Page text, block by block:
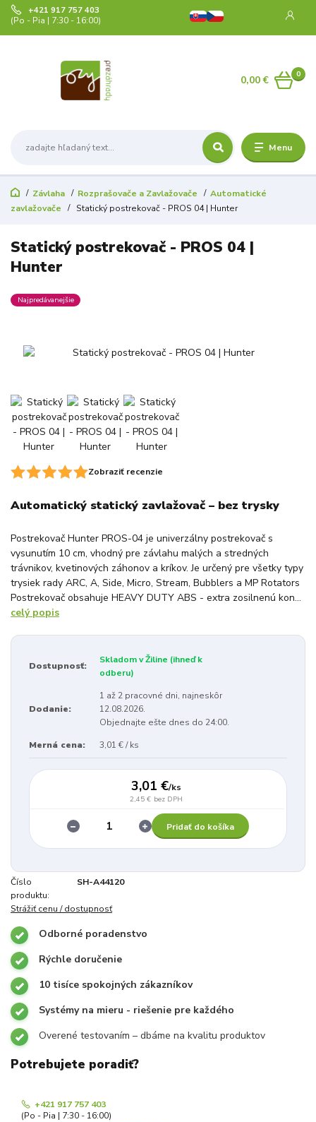
Menu
+421 917 757 403
(Po - Pia | 7:30 - 16:00)
0
0,00 €
Závlaha Rozprašovače a Zavlažovače
Automatické
zavlažovače
Statický postrekovač - PROS 04 | Hunter
Statický postrekovač - PROS 04 |
Hunter
Najpredávanejšie
Zobraziť recenzie
Automatický statický zavlažovač – bez trysky
Postrekovač Hunter PROS-04 je univerzálny postrekovač s
vysunutím 10 cm, vhodný pre závlahu malých a stredných
trávnikov, kvetinových záhonov a kríkov. Je určený pre všetky typy
trysiek rady ARC, A, Side, Micro, Stream, Bubblers a MP Rotators
Postrekovač obsahuje HEAVY DUTY ABS - extra zosilnenú kon...
celý popis
Dostupnosť:
Skladom v Žiline (ihneď k
odberu)
Dodanie:
1 až 2 pracovné dni, najneskôr
12.08.2026.
Objednajte ešte dnes do 24:00.
Merná cena: 3,01 € / ks
3,01 €/ks
2,45 € bez DPH
Pridať do košíka
Číslo
produktu:
SH-A44120
Strážiť cenu / dostupnosť
Odborné poradenstvo
Rýchle doručenie
10 tisíce spokojných zákazníkov
Systémy na mieru - riešenie pre každého
Overené testovaním – dbáme na kvalitu produktov
Potrebujete poradiť?
+421 917 757 403
(Po - Pia | 7:30 - 16:00)